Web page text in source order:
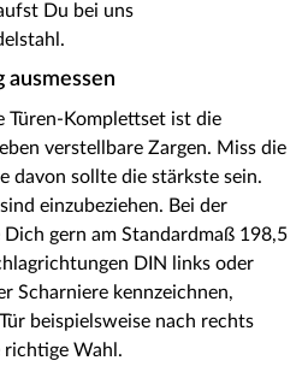
Du bei uns
ausmessen
Türen-Komplettset ist die
verstellbare Zargen. Miss die
davon sollte die stärkste sein.
einzubeziehen. Bei der
gern am Standardmaß 198,5
DIN links oder
Scharniere kennzeichnen,
beispielsweise nach rechts
Wahl.